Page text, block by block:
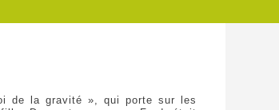
de la gravité », qui porte sur les